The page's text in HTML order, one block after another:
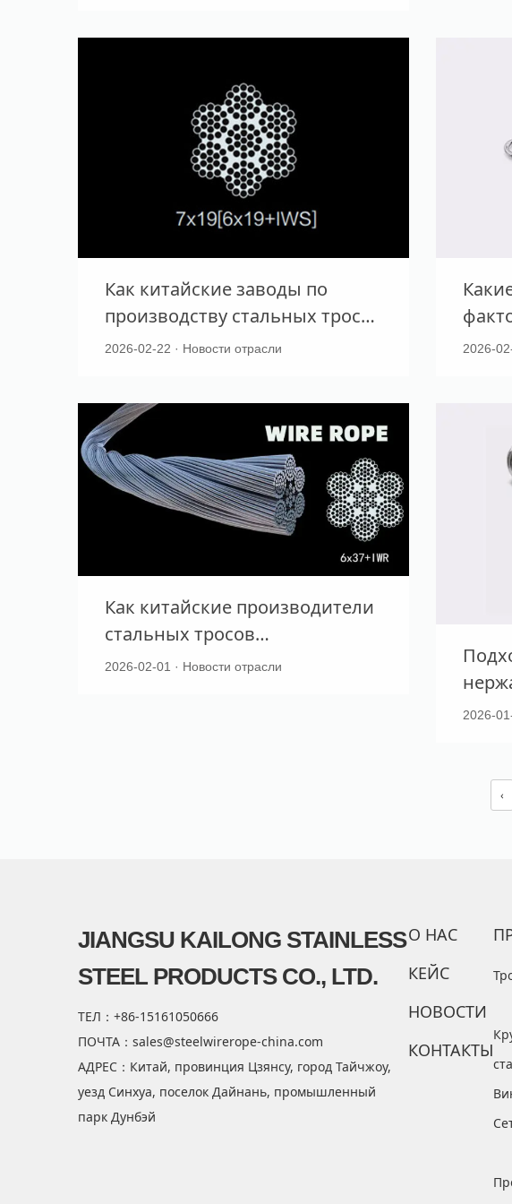
Как китайские заводы по
производству стальных тросов
соответствуют
качества?
2026-02-22 · Новости отрасли
при
2026-
Как китайские производители
стальных тросов
обеспечивают стандарты
2026-02-01 · Новости отрасли
2026-
‹
JIANGSU KAILONG STAINLESS
STEEL PRODUCTS CO., LTD.
ТЕЛ：+86-15161050666
ПОЧТА：sales@steelwirerope-china.com
АДРЕС：Китай, провинция Цзянсу, город Тайчжоу,
уезд Синхуа, поселок Дайнань, промышленный
парк Дунбэй
О НАС
КЕЙС
НОВОСТИ
КОНТАКТЫ